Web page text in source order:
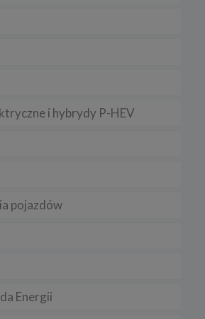
i hybrydy P-HEV
pojazdów
Energii
na sposób funkcjonowania naszego
być co pewien czas aktualizowana poprzez
jej nowej wersji.